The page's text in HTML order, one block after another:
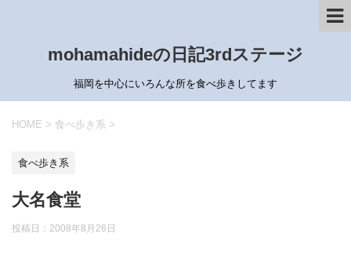
mohamahideの日記3rdステージ
福岡を中心にいろんな所を食べ歩きしてます
HOME > 食べ歩き系 >
食べ歩き系
大名食堂
投稿日： 2008年8月26日